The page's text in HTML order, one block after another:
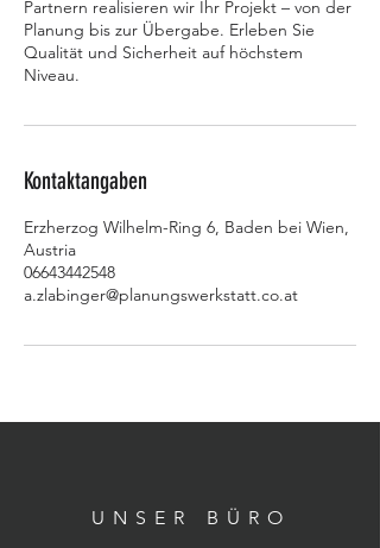
Partnern realisieren wir Ihr Projekt – von der
Planung bis zur Übergabe. Erleben Sie
Qualität und Sicherheit auf höchstem
Niveau.
Kontaktangaben
Erzherzog Wilhelm-Ring 6, Baden bei Wien,
Austria
06643442548
a.zlabinger@planungswerkstatt.co.at
UNSER BÜRO